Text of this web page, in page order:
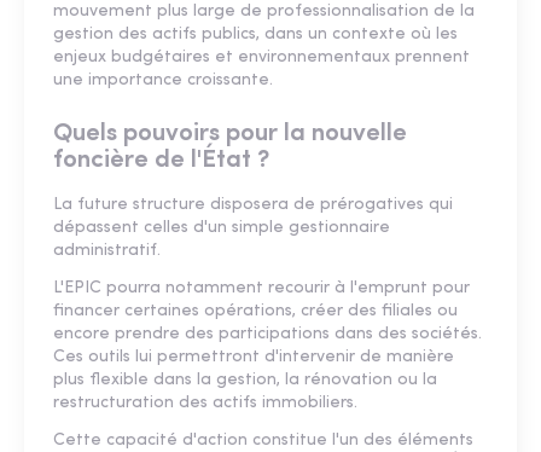
mouvement plus large de professionnalisation de la
gestion des actifs publics, dans un contexte où les
enjeux budgétaires et environnementaux prennent
une importance croissante.
Quels pouvoirs pour la nouvelle
foncière de l'État ?
La future structure disposera de prérogatives qui
dépassent celles d'un simple gestionnaire
administratif.
L'EPIC pourra notamment recourir à l'emprunt pour
financer certaines opérations, créer des filiales ou
encore prendre des participations dans des sociétés.
Ces outils lui permettront d'intervenir de manière
plus flexible dans la gestion, la rénovation ou la
restructuration des actifs immobiliers.
Cette capacité d'action constitue l'un des éléments